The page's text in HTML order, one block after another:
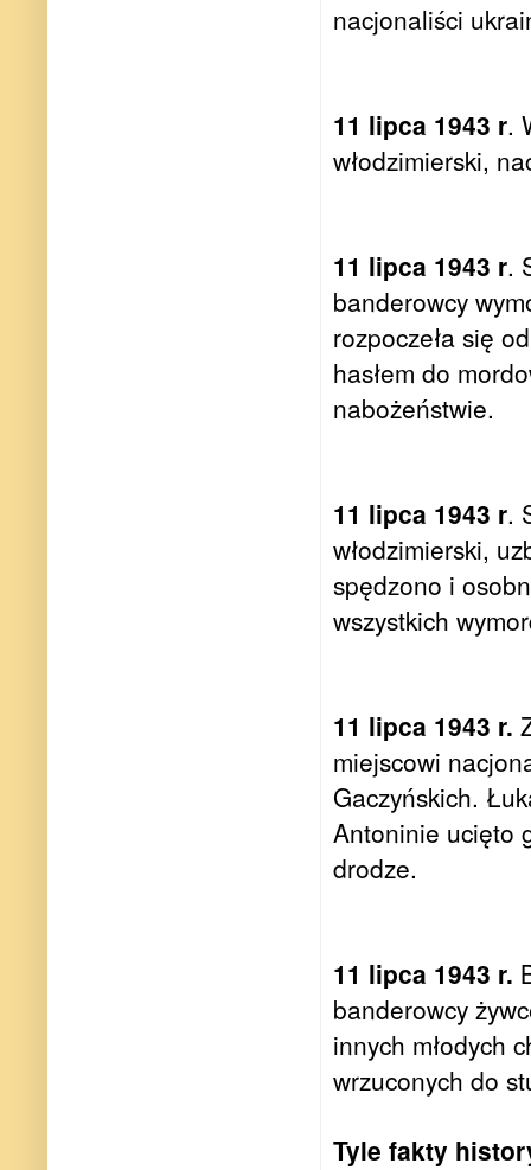
nacjonaliści
11 lipca 1943 r.
włodzimierski,
11 lipca 1943 r.
banderowcy
rozpoczeła się
hasłem do
nabożeństwie.
11 lipca 1943 r.
włodzimierski,
spędzono i
wszystkich
11 lipca 1943 r.
miejscowi
Gaczyńskich.
Antoninie ucięto
drodze.
11 lipca 1943 r.
banderowcy
innych młodych
wrzuconych do
Tyle fakty